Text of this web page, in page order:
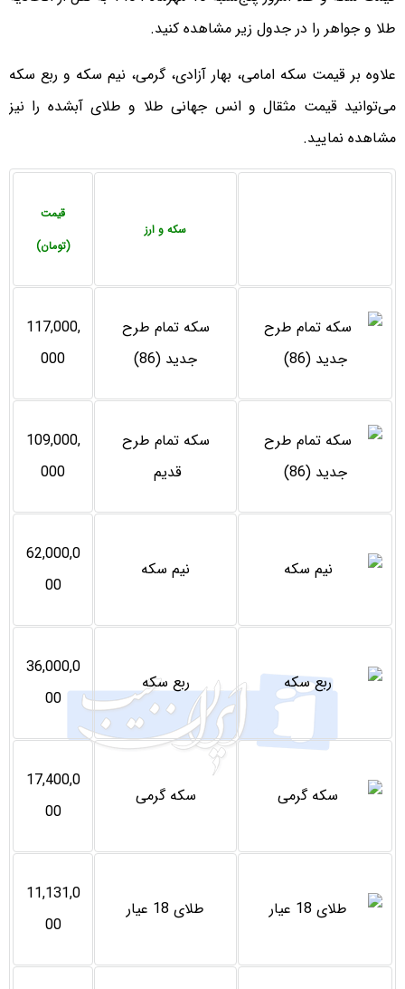
طلا و جواهر را در جدول زیر مشاهده کنید.
علاوه بر قیمت سکه امامی، بهار آزادی، گرمی، نیم سکه و ربع سکه
می‌توانید قیمت مثقال و انس جهانی طلا و طلای آبشده را نیز
مشاهده نمایید.
سکه و ارز
قیمت
(تومان)
سکه تمام طرح
جدید (86)
117,000,
000
سکه تمام طرح
قدیم
109,000,
000
نیم سکه
62,000,0
00
ربع سکه
36,000,0
00
سکه گرمی
17,400,0
00
طلای 18 عیار
11,131,0
00